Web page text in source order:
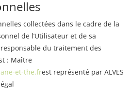
collectées dans le cadre de la
de l’Utilisateur et de sa
du traitement des
: Maître
et-the.frest représenté par ALVES